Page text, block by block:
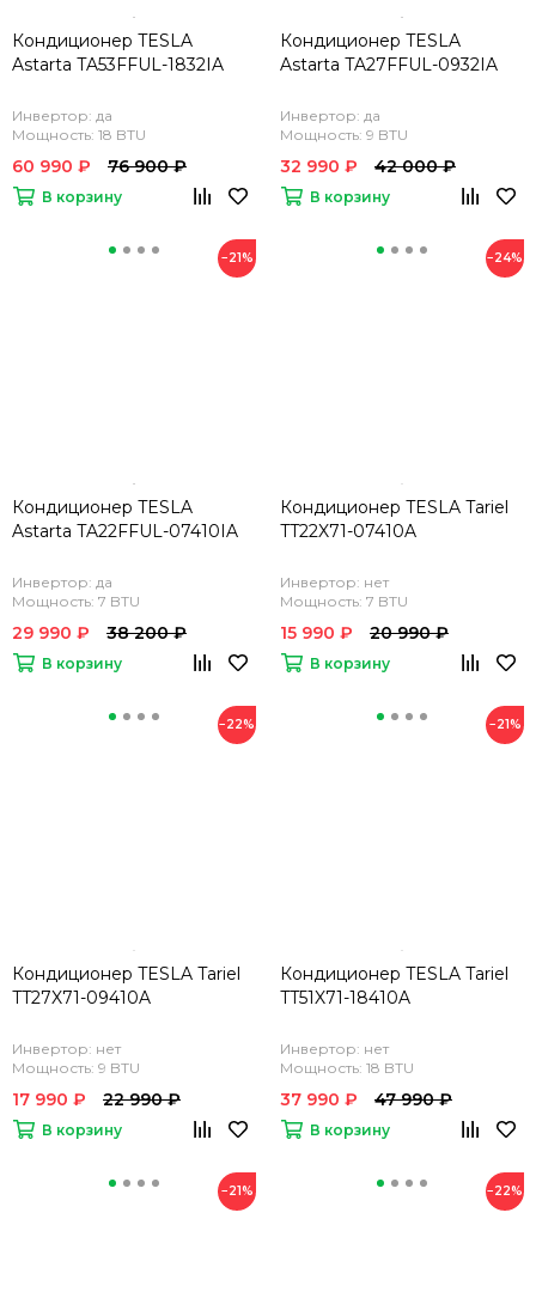
Кондиционер TESLA
Astarta TA53FFUL-1832IA
Инвертор: да
Мощность: 18 BTU
60 990 ₽ 76 900 ₽
В корзину
Кондиционер TESLA
Astarta TA27FFUL-0932IA
Инвертор: да
Мощность: 9 BTU
32 990 ₽ 42 000 ₽
В корзину
−21%
Кондиционер TESLA
Astarta TA22FFUL-07410IA
Инвертор: да
Мощность: 7 BTU
29 990 ₽ 38 200 ₽
В корзину
−24%
Кондиционер TESLA Tariel
TT22X71-07410A
Инвертор: нет
Мощность: 7 BTU
15 990 ₽ 20 990 ₽
В корзину
−22%
Кондиционер TESLA Tariel
TT27X71-09410A
Инвертор: нет
Мощность: 9 BTU
17 990 ₽ 22 990 ₽
В корзину
−21%
Кондиционер TESLA Tariel
TT51X71-18410A
Инвертор: нет
Мощность: 18 BTU
37 990 ₽ 47 990 ₽
В корзину
−21% −22%